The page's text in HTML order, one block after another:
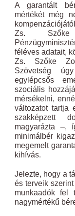
A garantált
mértékét még
Zs.
féléves adatait,
Zs. Szőke
Szövetség
egylépcsős
szociális
mérsékelni,
változatot tartja
szakképzett
magyarázta –,
minimálbér
megemelt
kihívás.
Jelezte, hogy a
és terveik
munkaadók fel
nagymértékű